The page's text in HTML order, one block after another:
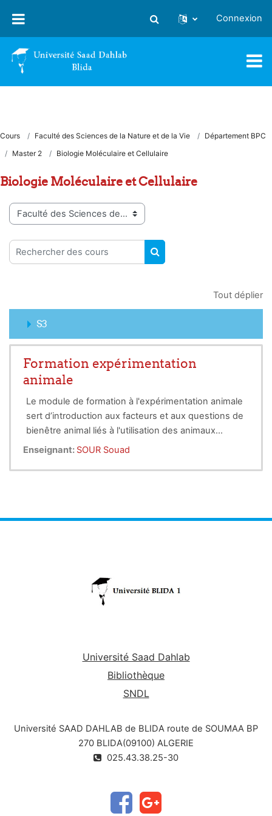
Activer/désactiver la saisie
Connexion
Cours Faculté des Sciences de la Nature et de la Vie
Département BPC
Master 2
Biologie Moléculaire et Cellulaire
Biologie Moléculaire et Cellulaire
Catégories de cours
Rechercher des cours
RECHERCHER DES
Tout déplier
S3
Formation expérimentation
animale
Le module de formation à l'expérimentation animale
sert d’introduction aux facteurs et aux questions de
bienêtre animal liés à l'utilisation des animaux
hébergés dans des animaleries en recherche
personnes qui travaillent avec les animaux à des
Enseignant: SOUR Souad
Université Saad Dahlab
Bibliothèque
SNDL
Université SAAD DAHLAB de BLIDA route de SOUMAA BP
270 BLIDA(09100) ALGERIE
025.43.38.25-30